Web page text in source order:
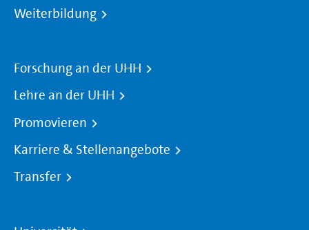
Weiterbildung
Forschung an der UHH
Lehre an der UHH
Promovieren
Karriere & Stellenangebote
Transfer